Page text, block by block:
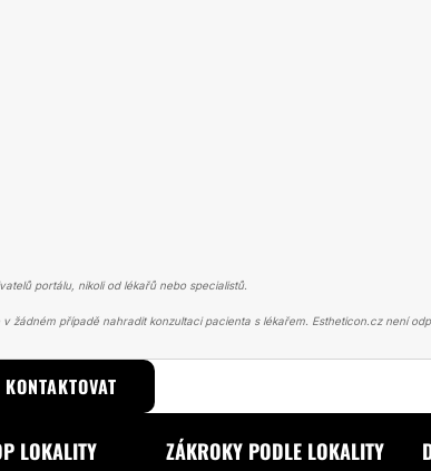
portálu, nikoli od lékařů nebo specialistů.
žádném případě nahradit konzultaci pacienta s lékařem. Estheticon.cz není
KONTAKTOVAT
SE ZÁKROKU KOREKCE JIZEV
LOKALITY ZÁKROKY PODLE LOKALITY